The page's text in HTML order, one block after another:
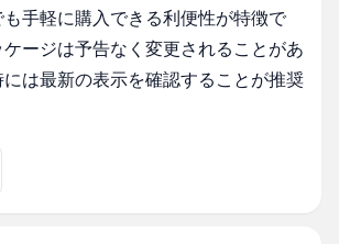
手軽に購入できる利便性が特徴で
ージは予告なく変更されることがあ
は最新の表示を確認することが推奨